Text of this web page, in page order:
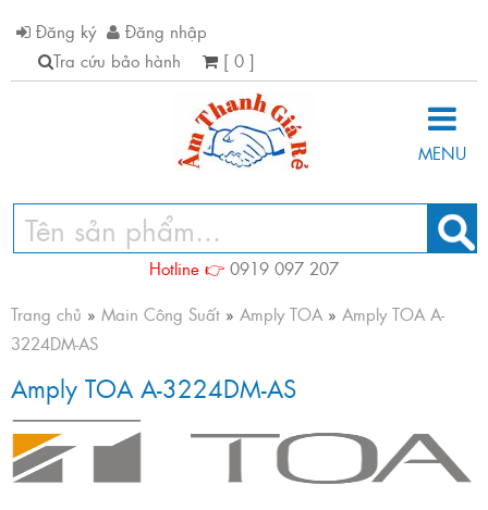
Đăng ký
Đăng nhập
Tra cứu bảo hành
[ 0 ]
MENU
Hotline 👉 0919 097 207
Trang chủ » Main Công Suất » Amply TOA » Amply TOA A-
3224DM-AS
Amply TOA A-3224DM-AS